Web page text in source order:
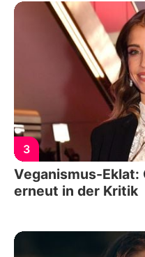
3
Veganismus-
erneut in der Kritik